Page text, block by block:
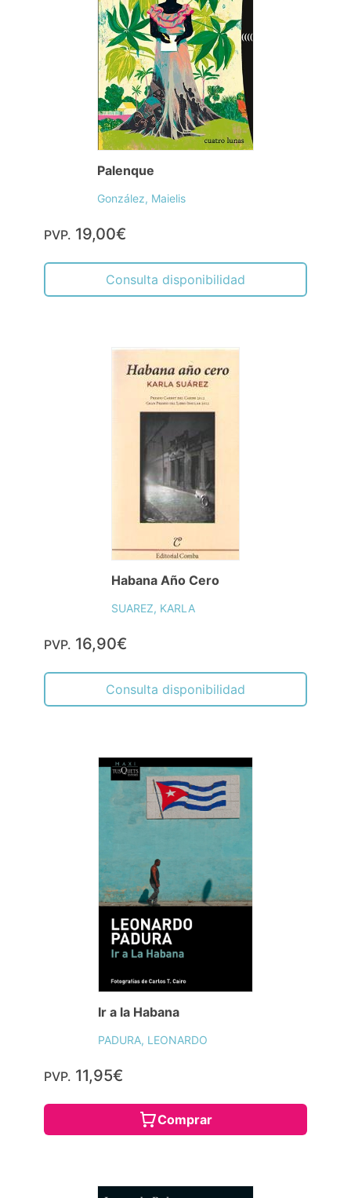
Palenque
González, Maielis
PVP. 19,00€
Consulta disponibilidad
Habana Año Cero
SUAREZ, KARLA
PVP. 16,90€
Consulta disponibilidad
Ir a la Habana
PADURA, LEONARDO
PVP. 11,95€
Comprar